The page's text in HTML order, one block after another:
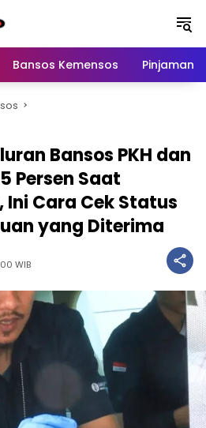
Bansos Kemensos Pinjaman
Bansos PKH dan
Persen Saat
Ini Cara Cek Status
yang Diterima
WIB